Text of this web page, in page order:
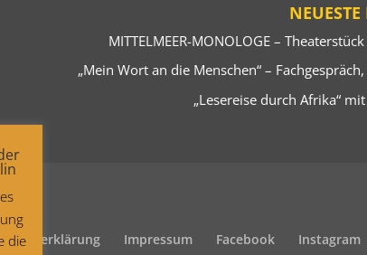
NEUESTE
MITTELMEER-MONOLOGE –
„Mein Wort an die Menschen“ –
„Lesereise durch Afrika“
Impressum Facebook Instagram
die